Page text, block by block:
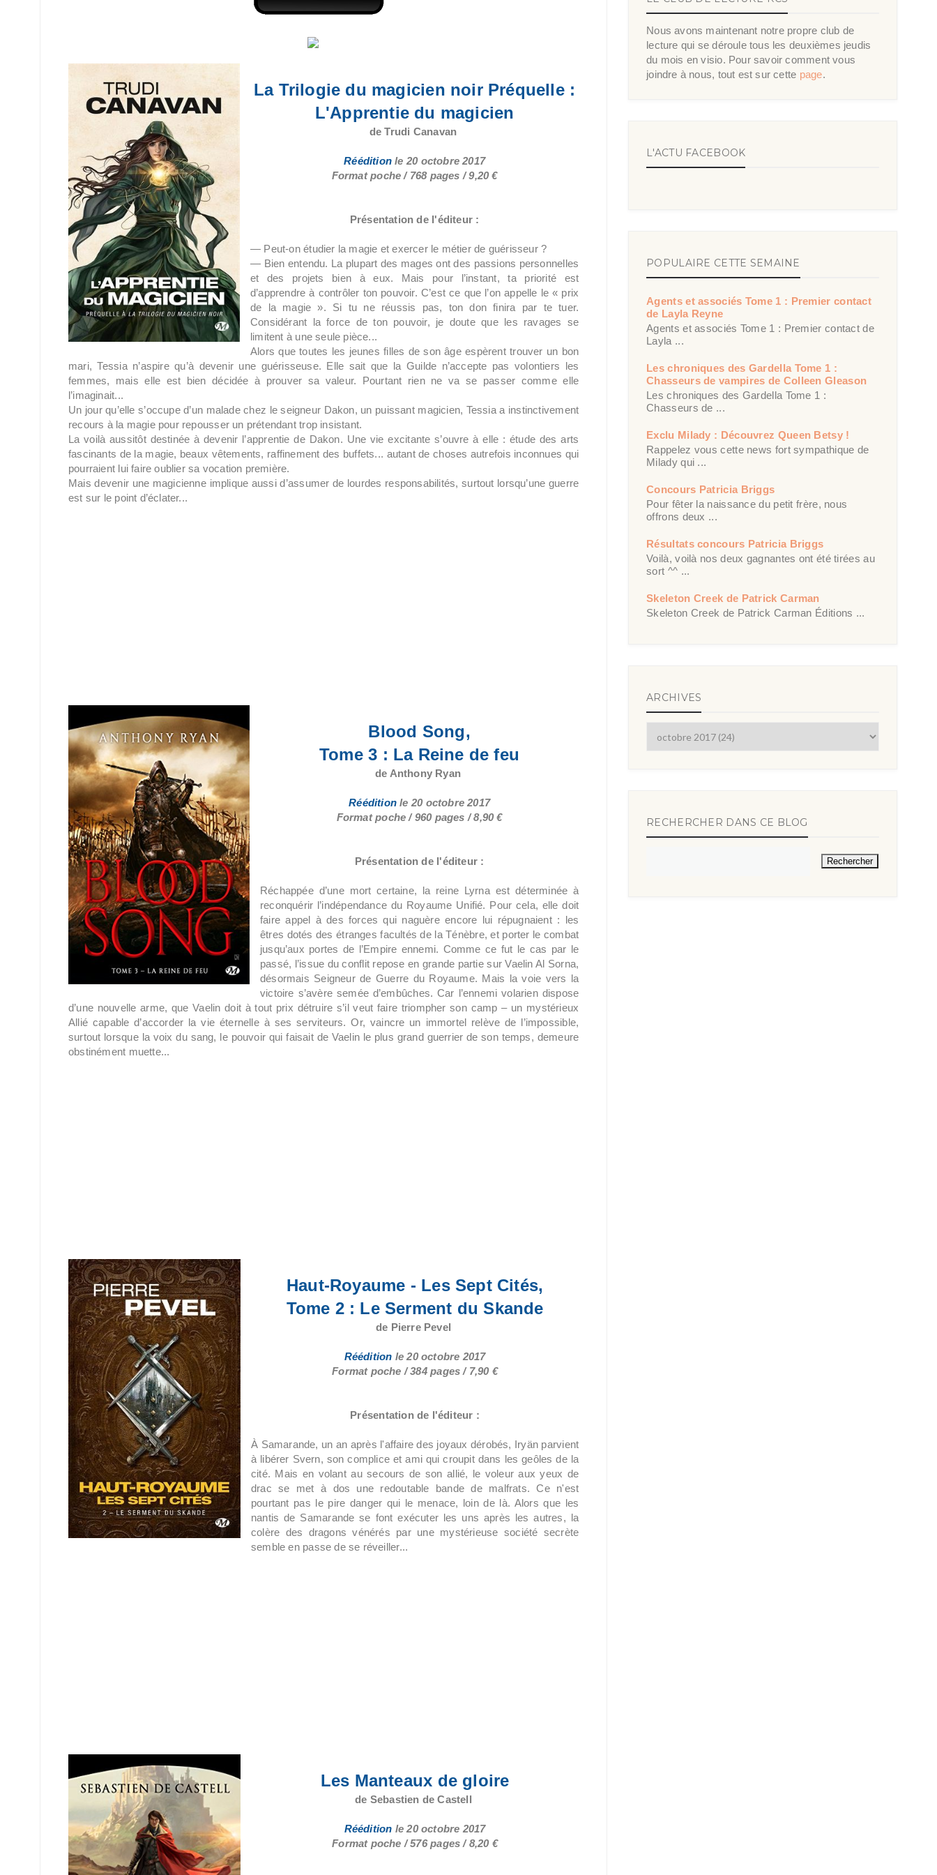
La Trilogie du magicien noir Préquelle :
L'Apprentie du magicien
de Trudi Canavan
Réédition le 20 octobre 2017
Format poche / 768 pages / 9,20 €
Présentation de l'éditeur :
— Peut-on étudier la magie et exercer le métier de guérisseur ?
— Bien entendu. La plupart des mages ont des passions personnelles
et des projets bien à eux. Mais pour l’instant, ta priorité est
d’apprendre à contrôler ton pouvoir. C’est ce que l’on appelle le « prix
de la magie ». Si tu ne réussis pas, ton don finira par te tuer.
Considérant la force de ton pouvoir, je doute que les ravages se
limitent à une seule pièce...
Alors que toutes les jeunes filles de son âge espèrent trouver un bon
mari, Tessia n’aspire qu’à devenir une guérisseuse. Elle sait que la Guilde n’accepte pas volontiers les
femmes, mais elle est bien décidée à prouver sa valeur. Pourtant rien ne va se passer comme elle
l’imaginait...
Un jour qu’elle s’occupe d’un malade chez le seigneur Dakon, un puissant magicien, Tessia a instinctivement
recours à la magie pour repousser un prétendant trop insistant.
La voilà aussitôt destinée à devenir l’apprentie de Dakon. Une vie excitante s’ouvre à elle : étude des arts
fascinants de la magie, beaux vêtements, raffinement des buffets... autant de choses autrefois inconnues qui
pourraient lui faire oublier sa vocation première.
Mais devenir une magicienne implique aussi d’assumer de lourdes responsabilités, surtout lorsqu’une guerre
est sur le point d’éclater...
Blood Song,
Tome 3 : La Reine de feu
de Anthony Ryan
Réédition le 20 octobre 2017
Format poche / 960 pages / 8,90 €
Présentation de l'éditeur :
Réchappée d’une mort certaine, la reine Lyrna est déterminée à
reconquérir l’indépendance du Royaume Unifié. Pour cela, elle doit
faire appel à des forces qui naguère encore lui répugnaient : les
êtres dotés des étranges facultés de la Ténèbre, et porter le combat
jusqu’aux portes de l’Empire ennemi. Comme ce fut le cas par le
passé, l’issue du conflit repose en grande partie sur Vaelin Al Sorna,
désormais Seigneur de Guerre du Royaume. Mais la voie vers la
victoire s’avère semée d’embûches. Car l’ennemi volarien dispose
d’une nouvelle arme, que Vaelin doit à tout prix détruire s’il veut faire triompher son camp – un mystérieux
Allié capable d’accorder la vie éternelle à ses serviteurs. Or, vaincre un immortel relève de l’impossible,
surtout lorsque la voix du sang, le pouvoir qui faisait de Vaelin le plus grand guerrier de son temps, demeure
obstinément muette...
Haut-Royaume - Les Sept Cités,
Tome 2 : Le Serment du Skande
de Pierre Pevel
Réédition le20 octobre 2017
Format poche / 384 pages / 7,90 €
Présentation de l'éditeur :
À Samarande, un an après l'affaire des joyaux dérobés, Iryän parvient
à libérer Svern, son complice et ami qui croupit dans les geôles de la
cité. Mais en volant au secours de son allié, le voleur aux yeux de
drac se met à dos une redoutable bande de malfrats. Ce n'est
pourtant pas le pire danger qui le menace, loin de là. Alors que les
nantis de Samarande se font exécuter les uns après les autres, la
colère des dragons vénérés par une mystérieuse société secrète
semble en passe de se réveiller...
Les Manteaux de gloire
de Sebastien de Castell
Réédition le20 octobre 2017
Format poche / 576 pages / 8,20 €
Nous avons maintenant notre propre club de
lecture qui se déroule tous les deuxièmes jeudis
du mois en visio. Pour savoir comment vous
joindre à nous, tout est sur cette page.
L'ACTU FACEBOOK
POPULAIRE CETTE SEMAINE
Agents et associés Tome 1 : Premier contact
de Layla Reyne
Agents et associés Tome 1 : Premier contact de
Layla ...
Les chroniques des Gardella Tome 1 :
Chasseurs de vampires de Colleen Gleason
Les chroniques des Gardella Tome 1 :
Chasseurs de ...
Exclu Milady : Découvrez Queen Betsy !
Rappelez vous cette news fort sympathique de
Milady qui ...
Concours Patricia Briggs
Pour fêter la naissance du petit frère, nous
offrons deux ...
Résultats concours Patricia Briggs
Voilà, voilà nos deux gagnantes ont été tirées au
sort ^^ ...
Skeleton Creek de Patrick Carman
Skeleton Creek de Patrick Carman Éditions ...
ARCHIVES
RECHERCHER DANS CE BLOG